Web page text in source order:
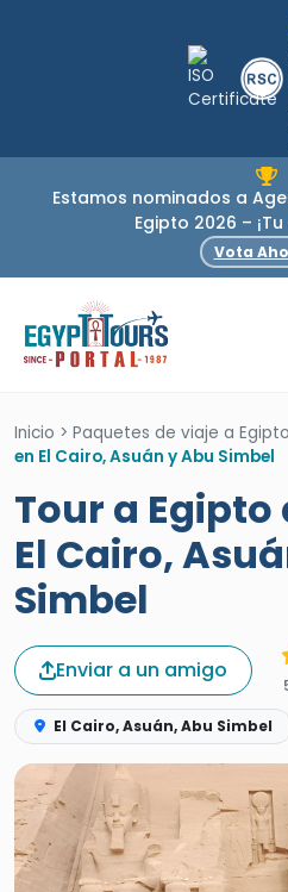
Estamos nominados a
Egipto 2026 –
Vota
Inicio > Paquetes de viaje a Egipto
en El Cairo, Asuán y Abu Simbel
Tour a Egipto
El Cairo,
Simbel
Enviar a un amigo
El Cairo, Asuán, Abu Simbel